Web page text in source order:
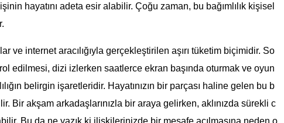
hayatını adeta esir alabilir. Çoğu zaman, bu bağımlılık kişisel
ve internet aracılığıyla gerçekleştirilen aşırı tüketim biçimidir. So
edilmesi, dizi izlerken saatlerce ekran başında oturmak ve oyun
belirgin işaretleridir. Hayatınızın bir parçası haline gelen bu b
Bir akşam arkadaşlarınızla bir araya gelirken, aklınızda sürekli c
Bu da ne yazık ki ilişkilerinizde bir mesafe açılmasına neden o